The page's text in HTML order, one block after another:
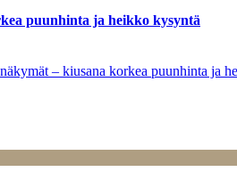
puunhinta ja heikko kysyntä
– kiusana korkea puunhinta ja